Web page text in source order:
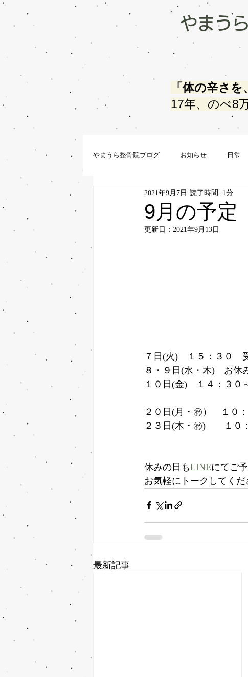
やまう
「体の辛さ
17年、のべ8
やまうら整骨院ブログ お知らせ 日常
9月の予定
2021年9月7日 読了時間: 1分
更新日： 2021年9月13日
７日(火)　１５：３０　
８・９日(水・木)　お休
１０日(金)　１４：３０
２０日(月・㊗）　１０
２３日(木・㊗)　　１０
休みの日もLINEにてご
お気軽にトークしてく
最新記事